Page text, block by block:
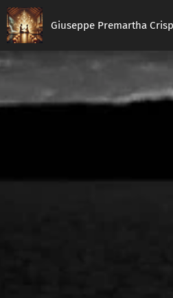
Giuseppe Premartha